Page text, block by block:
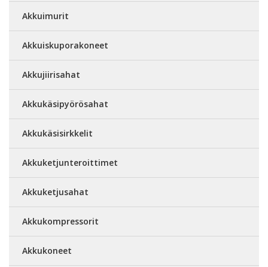
Akkuimurit
Akkuiskuporakoneet
Akkujiirisahat
Akkukäsipyörösahat
Akkukäsisirkkelit
Akkuketjunteroittimet
Akkuketjusahat
Akkukompressorit
Akkukoneet